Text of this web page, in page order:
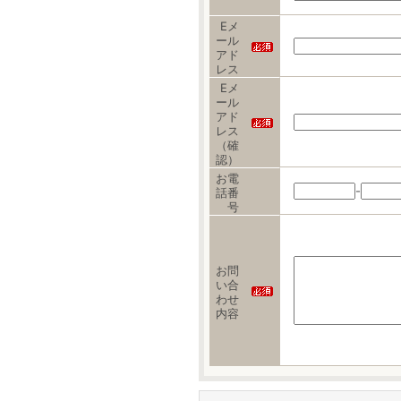
Eメ
ール
アド
レス
Eメ
ール
アド
レス
（確
認）
お電
話番
号
-
お問
い合
わせ
内容